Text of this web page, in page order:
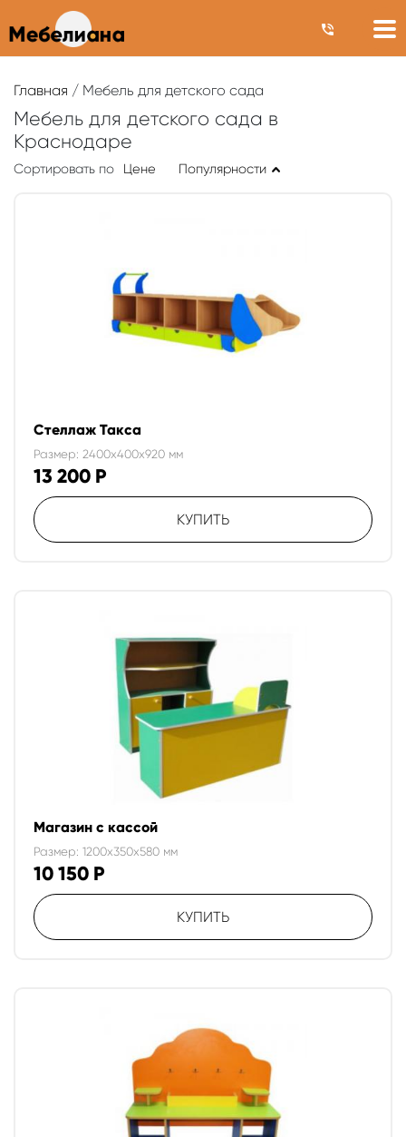
Главная / Мебель для детского сада
Мебель для детского сада в
Краснодаре
Сортировать по Цене Популярности
Стеллаж Такса
Размер: 2400x400x920 мм
13 200 Р
КУПИТЬ
Магазин с кассой
Размер: 1200x350x580 мм
10 150 Р
КУПИТЬ